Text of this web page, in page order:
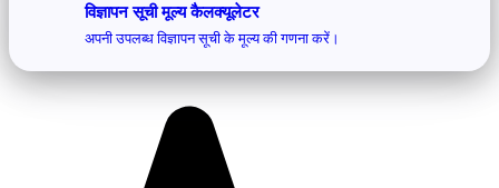
विज्ञापन सूची मूल्य कैलक्यूलेटर
अपनी उपलब्ध विज्ञापन सूची के मूल्य की गणना करें।